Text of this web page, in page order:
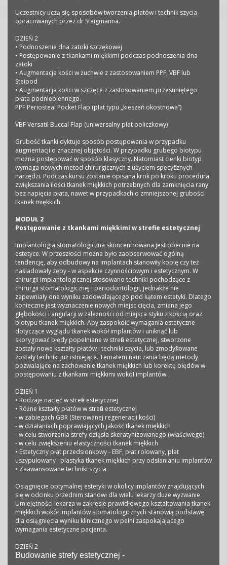
Uczestnicy uczą się sposobów tworzenia płatów i technik szycia
opracowanych przez dr Steigmanna.
DZIEŃ 2
• Podnoszenie dna zatoki szczękowej
• Postępowanie z tkankami miękkimi podczas podnoszenia dna
zatoki
• Augmentacja kości w żuchwie z zastosowaniem PPF, VBF lub
Steipod
• Augmentacja kości w szczęce z zastosowaniem przesuniętego
płata podniebiennego.
PPF Periosteal Pocket Flap (płat typu „kieszeń okostnowa”)
VBF Versatil Buccal Flap (uniwersalny płat policzkowy)
Grubość tkanki dyktuje sposób postępowania w przypadku
augmentacji o znacznej objętości. W przypadku grubego biotypu
można postępować w sposób klasyczny. Natomiast cienki biotyp
wymaga nowych metod chirurgicznych z użyciem specyficznych
narzędzi. Podczas kursu zostanie opisana krok po kroku procedura
zwiększania ilości tkanek miękkich potrzebnych dla zamknięcia rany
bez napięcia płata, nawet w przypadkach o zmniejszonej grubości
tkanek miękkich.
MODUŁ 2
Postępowanie z tkankami miękkimi w strefie estetycznej
Implantologia stomatologiczna skoncentrowana jest obecnie na
estetyce. W przeszłości można było zaobserwować ogólną
tendencję, aby odbudowy na implantach stanowiły kopię czy też
naśladowały zęby - w aspekcie czynnościowym i estetycznym. W
chirurgii implantologicznej stosowano techniki pochodzące z
chirurgii stomatologicznej i periodontologii, jednakże nie
zapewniały one wyniku zadowalającego pod kątem estetyki. Dlatego
konieczne jest wyznaczenie nowych miejsc cięcia, zmiana jego
głębokości i angulacji w zależności od miejsca styku z kością oraz
biotypu tkanek miękkich. Aby zaspokoić wymagania estetyczne
dotyczące wyglądu tkanek wokół implantów i uniknąć lub
skorygować błędy popełniane w strefie estetycznej, stworzone
zostały nowe kształty płatów i techniki szycia, lub zmodyfikowane
zostały techniki już istniejące. Tematem nauczania będą metody
pozwalające na zachowanie tkanek miękkich lub korektę błędów w
postępowaniu z tkankami miękkimi wokół implantów.
DZIEŃ 1
• Rodzaje nacięć w strefie estetycznej
• Różne kształty płatów w strefie estetycznej
- w zabiegach GBR (Sterowanej regeneracji kości)
- w działaniach poprawiających jakość tkanek miękkich
- w celu stworzenia strefy dziąsła skeratynizowanego (właściwego)
- w celu zwiększeniu elastyczności tkanek miękkich
• Estetyczny płat przedsionkowy - EBF, płat rolowany, płat
uszypułowany i plastyka tkanek miękkich przy odsłanianiu implantów
• Zaawansowane techniki szycia
Osiągnięcie optymalnej estetyki w okolicy implantów znajdujących
się w odcinku przednim stanowi dla wielu lekarzy duże wyzwanie.
Umiejętności lekarza w zakresie prawidłowego kształtowania tkanek
miękkich wokół implantów stomatologicznych stanowią podstawę
dla osiągnięcia wyniku klinicznego w pełni zaspokajającego
wymagania estetyczne pacjenta.
DZIEŃ 2
Budowanie strefy estetycznej -